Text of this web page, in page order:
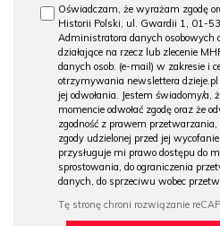
Oświadczam, że wyrażam zgodę
Historii Polski, ul. Gwardii 1, 01-
Administratora danych osobowych
działające na rzecz lub zlecenie
danych osob. (e-mail) w zakresie i
otrzymywania newslettera
jej odwołania. Jestem świadomy/
momencie odwołać zgodę oraz że
zgodność z prawem
zgody udzielonej przed jej
przysługuje mi prawo dostępu do
sprostowania, do ograniczenia
danych, do sprzeciwu wobec